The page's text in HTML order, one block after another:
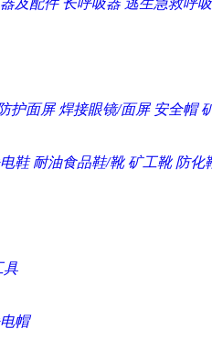
及配件 长呼吸器 逃生急救呼
护面屏 焊接眼镜/面屏 安全帽
鞋 耐油食品鞋/靴 矿工靴 防化
具
帽